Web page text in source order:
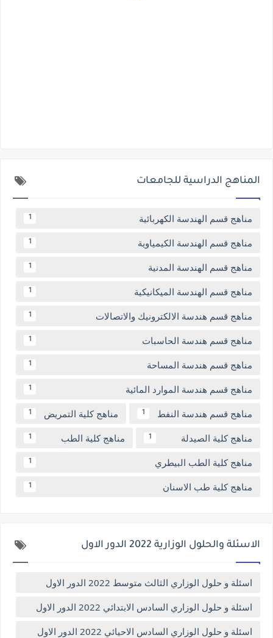
المناهج الدراسية للجامعات
مناهج قسم الهندسة الكهربائية 1
مناهج قسم الهندسة الكيمياوية 1
مناهج قسم الهندسة المدنية 1
مناهج قسم الهندسة الميكانيكية 1
مناهج قسم هندسة الالكترونيك والاتصالات 1
مناهج قسم هندسة الحاسبات 1
مناهج قسم هندسة المساحة 1
مناهج قسم هندسة الموارد المائية 1
مناهج قسم هندسة النفط 1 مناهج كلية التمريض 1
مناهج كلية الصيدلة 1 مناهج كلية الطب 1
مناهج كلية الطب البيطري 1
مناهج كلية طب الاسنان 1
الاسئلة والحلول الوزارية 2022 الدور الاول
اسئلة و حلول الوزاري الثالث متوسط 2022 الدور الاول
اسئلة و حلول الوزاري السادس الابتدائي 2022 الدور الاول
اسئلة و حلول الوزاري السادس الاحيائي 2022 الدور الاول